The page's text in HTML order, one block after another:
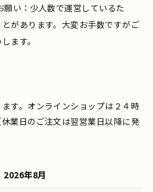
願い：少人数で運営しているた
があります。大変お手数ですがご
ます。
す。オンラインショップは２４時
業日のご注文は翌営業日以降に発
2026年8月